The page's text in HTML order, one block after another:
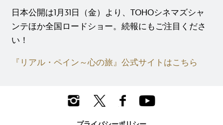
日本公開は1月31日（金）より、TOHOシネマズシャ
ンテほか全国ロードショー。続報にもご注目くださ
い！
『リアル・ペイン～心の旅』公式サイトはこちら